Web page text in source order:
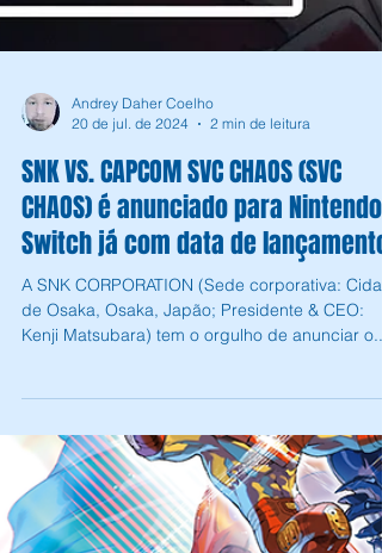
SNK VS. CAPCOM SVC CHAOS (SVC
CHAOS) é anunciado para Nintendo
Switch já com data de lançamento